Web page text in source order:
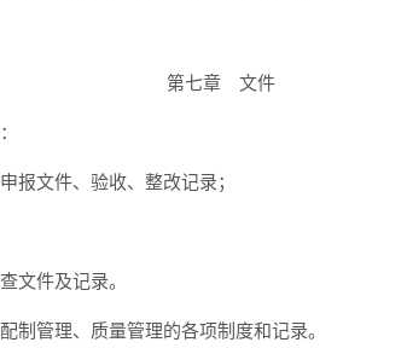
第七章 文件
报文件、验收、整改记录；
文件及记录。
管理、质量管理的各项制度和记录。